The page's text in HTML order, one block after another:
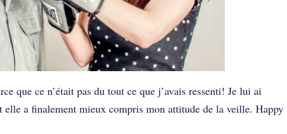
que ce n’était pas du tout ce que j’avais ressenti! Je lui ai
a finalement mieux compris mon attitude de la veille. Happy